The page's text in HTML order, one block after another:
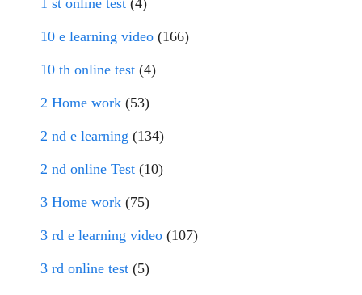
1 st online test (4)
10 e learning video (166)
10 th online test (4)
2 Home work (53)
2 nd e learning (134)
2 nd online Test (10)
3 Home work (75)
3 rd e learning video (107)
3 rd online test (5)